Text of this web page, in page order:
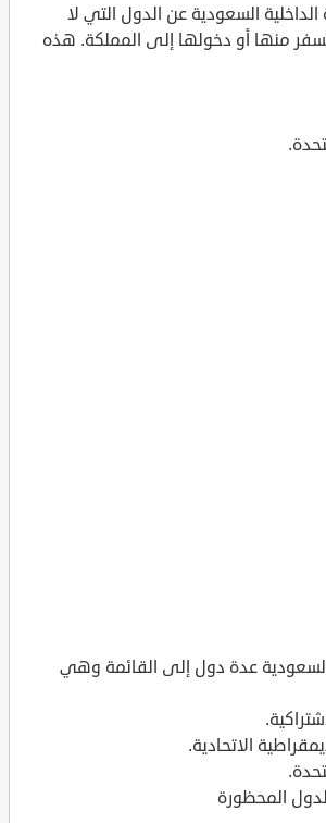
السعودية عن الدول التي لا
منها أو دخولها إلى المملكة. هذه
عدة دول إلى القائمة وهي
الاتحادية.
المحظورة